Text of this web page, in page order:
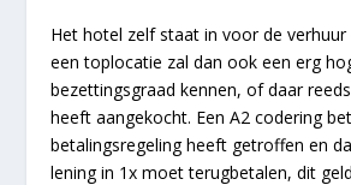
Het hotel zelf staat in voor de
een toplocatie zal dan ook een erg
bezettingsgraad kennen, of daar
heeft aangekocht. Een A2 codering
betalingsregeling heeft getroffen en
lening in 1x moet terugbetalen, dit